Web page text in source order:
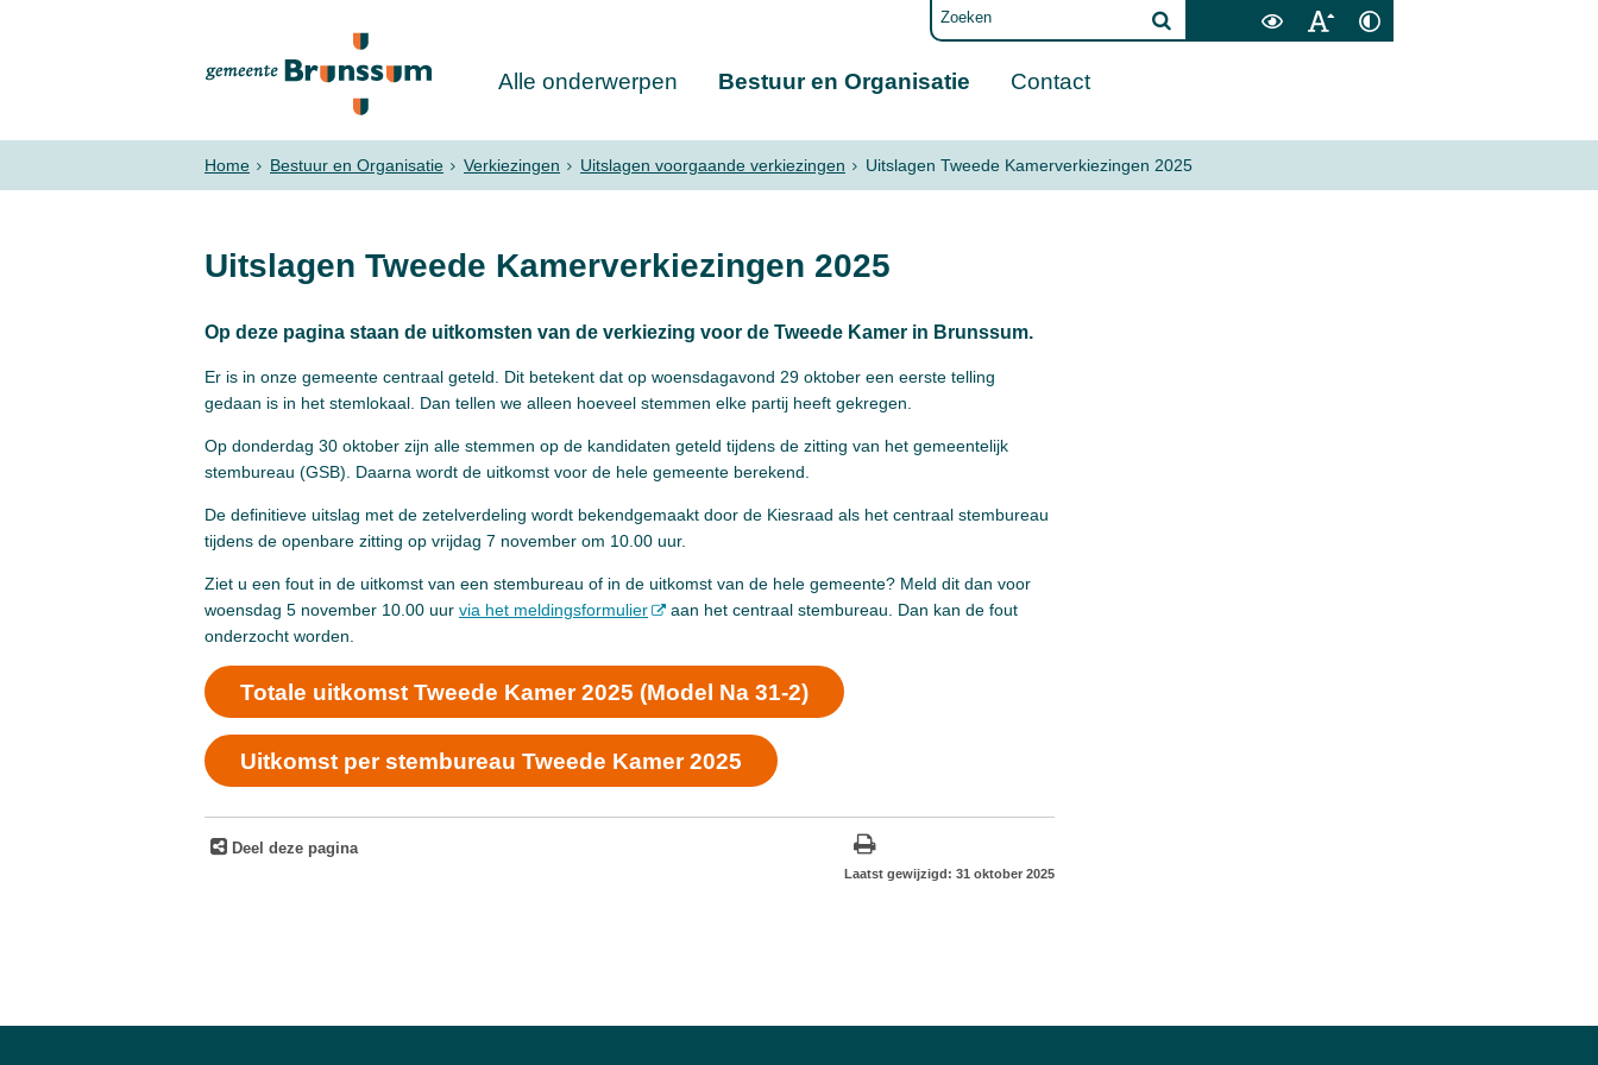
Alle onderwerpen Bestuur en Organisatie Contact
Home Bestuur en Organisatie Verkiezingen Uitslagen voorgaande verkiezingen Uitslagen Tweede Kamerverkiezingen 2025
Uitslagen Tweede Kamerverkiezingen 2025
Op deze pagina staan de uitkomsten van de verkiezing voor de Tweede Kamer in Brunssum.
Er is in onze gemeente centraal geteld. Dit betekent dat op woensdagavond 29 oktober een eerste telling
gedaan is in het stemlokaal. Dan tellen we alleen hoeveel stemmen elke partij heeft gekregen.
Op donderdag 30 oktober zijn alle stemmen op de kandidaten geteld tijdens de zitting van het gemeentelijk
stembureau (GSB). Daarna wordt de uitkomst voor de hele gemeente berekend.
De definitieve uitslag met de zetelverdeling wordt bekendgemaakt door de Kiesraad als het centraal stembureau
tijdens de openbare zitting op vrijdag 7 november om 10.00 uur.
Ziet u een fout in de uitkomst van een stembureau of in de uitkomst van de hele gemeente? Meld dit dan voor
woensdag 5 november 10.00 uur via het meldingsformulier
aan het centraal stembureau. Dan kan de fout
onderzocht worden.
Totale uitkomst Tweede Kamer 2025 (Model Na 31-2)
Uitkomst per stembureau Tweede Kamer 2025
Deel deze pagina
Laatst gewijzigd: 31 oktober 2025